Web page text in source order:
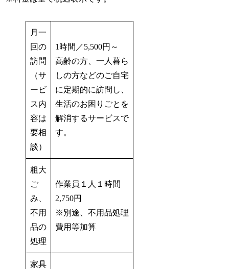
月一
回の
訪問
（サ
ービ
ス内
容は
要相
談）
1時間／5,500円～
高齢の方、一人暮ら
しの方などのご自宅
に定期的に訪問し、
生活のお困りごとを
解消するサービスで
す。
粗大
ご
み、
不用
品の
処理
作業員１人１時間
2,750円
※別途、不用品処理
費用等加算
家具